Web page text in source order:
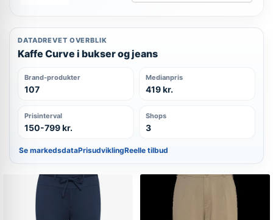
DATADREVET OVERBLIK
Kaffe Curve i bukser og jeans
Brand-produkter
107
Medianpris
419 kr.
Prisinterval
150-799 kr.
Shops
3
Se markedsdataPrisudviklingReelle tilbud